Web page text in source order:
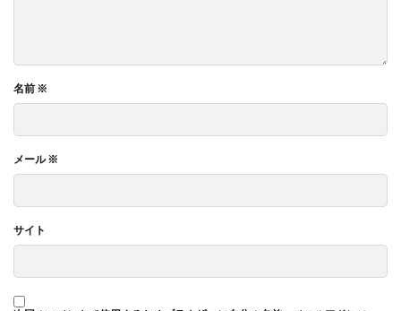
名前 ※
メール※
サイト